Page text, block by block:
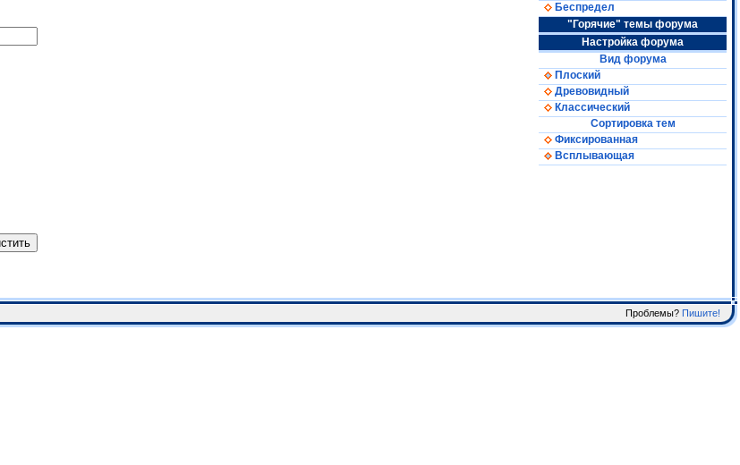
Беспредел
"Горячие" темы форума
Настройка форума
Вид форума
Плоский
Древовидный
Классический
Сортировка тем
Фиксированная
Всплывающая
Проблемы? Пишите!